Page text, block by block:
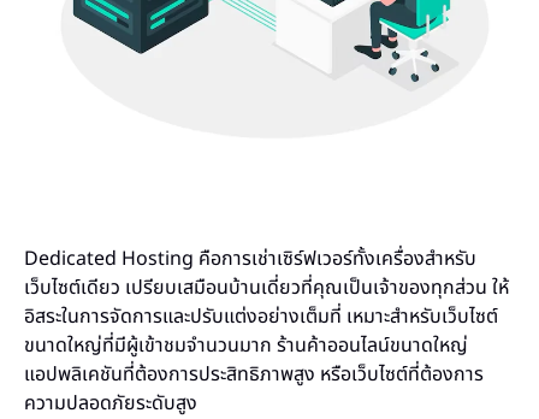
Dedicated Hosting คือการเช่าเซิร์ฟเวอร์ทั้งเครื่องสำหรับ
เว็บไซต์เดียว เปรียบเสมือนบ้านเดี่ยวที่คุณเป็นเจ้าของทุกส่วน ให้
อิสระในการจัดการและปรับแต่งอย่างเต็มที่ เหมาะสำหรับเว็บไซต์
ขนาดใหญ่ที่มีผู้เข้าชมจำนวนมาก ร้านค้าออนไลน์ขนาดใหญ่
แอปพลิเคชันที่ต้องการประสิทธิภาพสูง หรือเว็บไซต์ที่ต้องการ
ความปลอดภัยระดับสูง